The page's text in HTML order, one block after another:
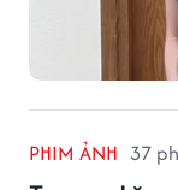
PHIM ẢNH 37